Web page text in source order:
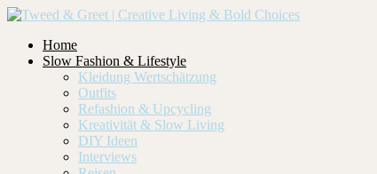
Home
Slow Fashion & Lifestyle
Kleidung Wertschätzung
Outfits
Refashion & Upcycling
Kreativität & Slow Living
DIY Ideen
Interviews